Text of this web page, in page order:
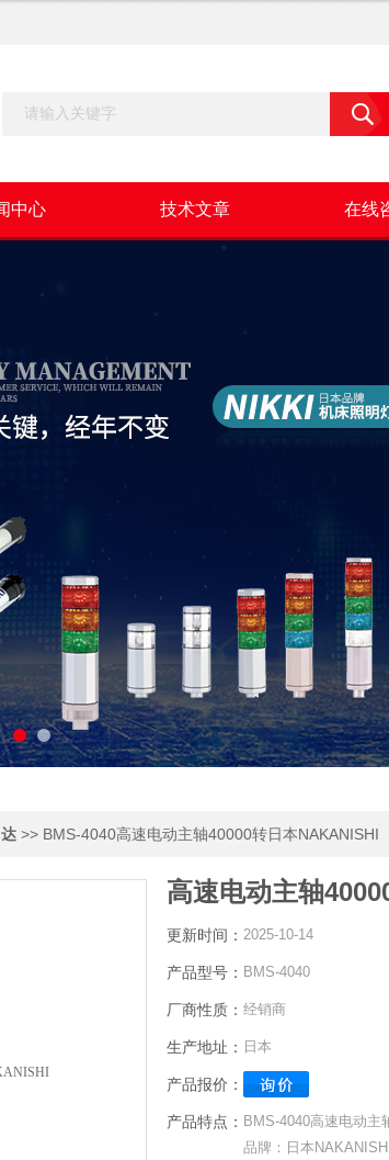
中心 技术文章 在线
>> BMS-4040高速电动主轴40000转日本NAKANISHI
高速电动主轴
更新时间： 2025-10-14
产品型号： BMS-4040
厂商性质： 经销商
生产地址： 日本
产品报价：
产品特点： BMS-4040高速电动主
品牌：日本NAKANISHI